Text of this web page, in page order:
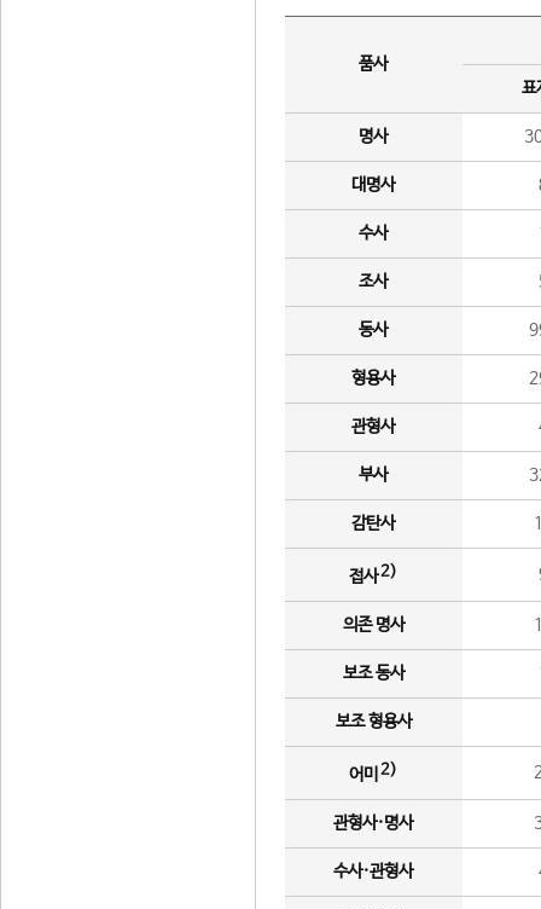
품사
표
명사
대명사
수사
조사
동사
형용사
관형사
부사
감탄사
접사2)
의존 명사
보조 동사
보조 형용사
어미 2)
관형사·명사
수사·관형사